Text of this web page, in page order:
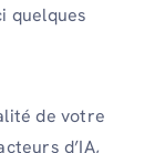
quelques
de votre
d’IA,